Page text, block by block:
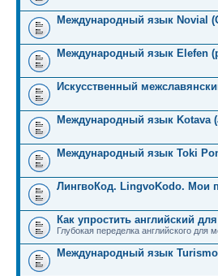
Международный язык Novial
Международный язык Elefen
Искусственный
Международный язык Kotava
Международный язык Toki
ЛингвоКод. LingvoKodo. Мои
Как упростить английский
Глубокая переделка английского для
Международный язык